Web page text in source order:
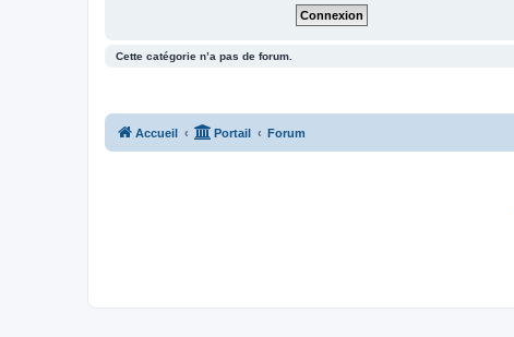
Cette catégorie n’a pas de forum.
Accueil Portail Forum